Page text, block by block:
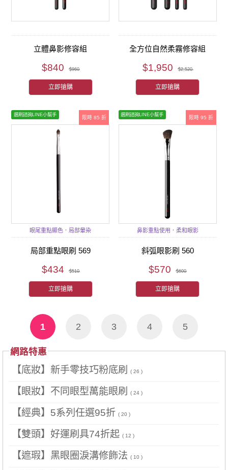
立體鼻影修容組
$840 $960
立即搶購
全方位自然柔霧修容組
$1,950 $2,520
立即搶購
限時 85 折
選刷諮詢LINE小幫手
眼尾重點顯色．局部暈染
局部重點眼刷 569
$434 $510
立即搶購
限時 95 折
選刷諮詢LINE小幫手
鼻影重點使用．柔和眼影
斜弧眼影刷 560
$570 $600
立即搶購
1 2 3 4 5
網路特惠
【底妝】新手零技巧粉底刷 ( 26 )
【眼妝】不同眼型萬能眼刷 ( 24 )
【經典】5系列任選95折 ( 20 )
【雙頭】好運刷具74折起 ( 12 )
【遮瑕】黑眼圈淚溝修飾法 ( 10 )